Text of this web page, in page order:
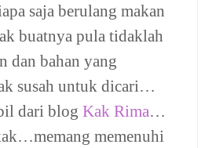
saja berulang makan
buatnya pula tidaklah
dan bahan yang
susah untuk dicari…
dari blog Kak Rima…
memenuhi